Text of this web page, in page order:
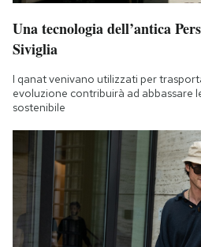
Una tecnologia dell’antica
Siviglia
I qanat venivano utilizzati per
evoluzione contribuirà ad abbassare
sostenibile